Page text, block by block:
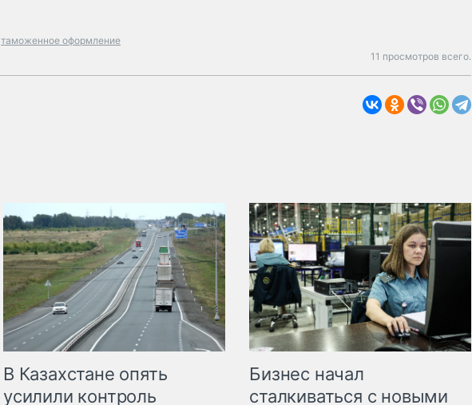
таможенное оформление
11 просмотров всего.
В Казахстане опять
усилили контроль
Бизнес начал
сталкиваться с новыми